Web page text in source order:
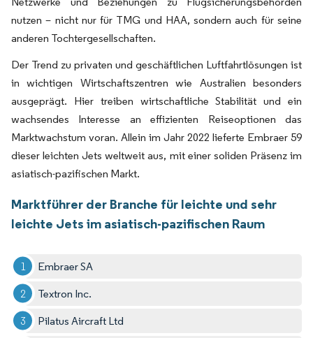
nutzen – nicht nur für TMG und HAA, sondern auch für seine
anderen Tochtergesellschaften.
Der Trend zu privaten und geschäftlichen Luftfahrtlösungen ist
in wichtigen Wirtschaftszentren wie Australien besonders
ausgeprägt. Hier treiben wirtschaftliche Stabilität und ein
wachsendes Interesse an effizienten Reiseoptionen das
Marktwachstum voran. Allein im Jahr 2022 lieferte Embraer 59
dieser leichten Jets weltweit aus, mit einer soliden Präsenz im
asiatisch-pazifischen Markt.
Marktführer der Branche für leichte und sehr
leichte Jets im asiatisch-pazifischen Raum
Embraer SA
Textron Inc.
Pilatus Aircraft Ltd